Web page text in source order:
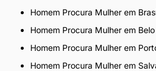
Homem Procura Mulherem
Homem Procura Mulherem
Homem Procura Mulherem
Homem Procura Mulherem